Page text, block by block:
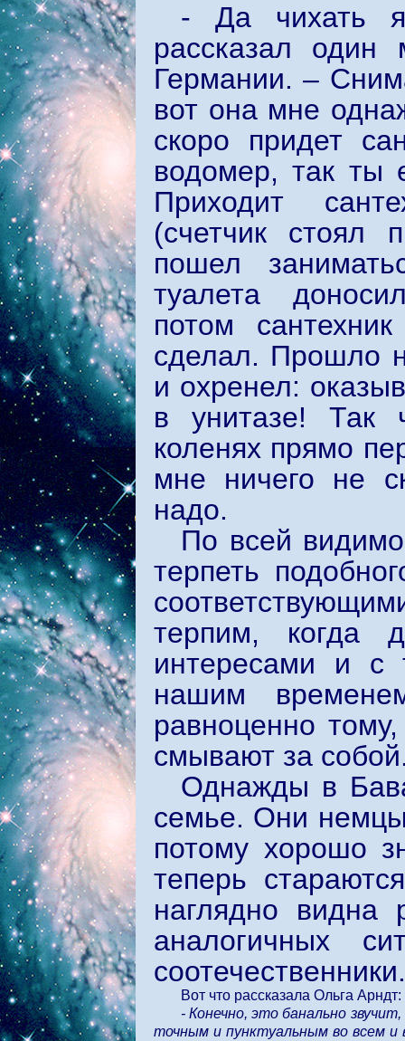
- Да чихать
рассказал один
Германии. –
вот она мне
скоро придет
водомер, так ты
Приходит
(счетчик стоял
пошел
туалета
потом
сделал. Прошло
и охренел:
в унитазе! Так
коленях прямо
мне ничего не
надо.
По всей
терпеть
терпим, когда
интересами и с
нашим
равноценно
смывают за
Однажды в
семье. Они
потому хорошо
теперь
наглядно видна
аналогичных
соотечественники.
Вот что рассказала Ольга Арндт:
- Конечно, это банально
точным и пунктуальным во всем и